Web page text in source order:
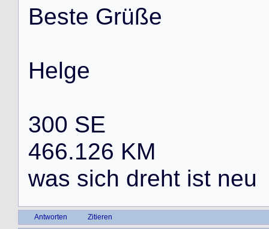
Beste Grüße
Helge
300 SE
466.126 KM
was sich dreht ist neu
Antworten Zitieren